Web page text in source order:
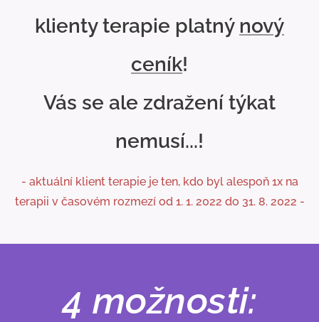
klienty terapie platný nový
ceník!
Vás se ale zdražení týkat
nemusí...!
- aktuální klient terapie je ten, kdo byl alespoň 1x na
terapii v časovém rozmezí od 1. 1. 2022 do 31. 8. 2022 -
4 možnosti: